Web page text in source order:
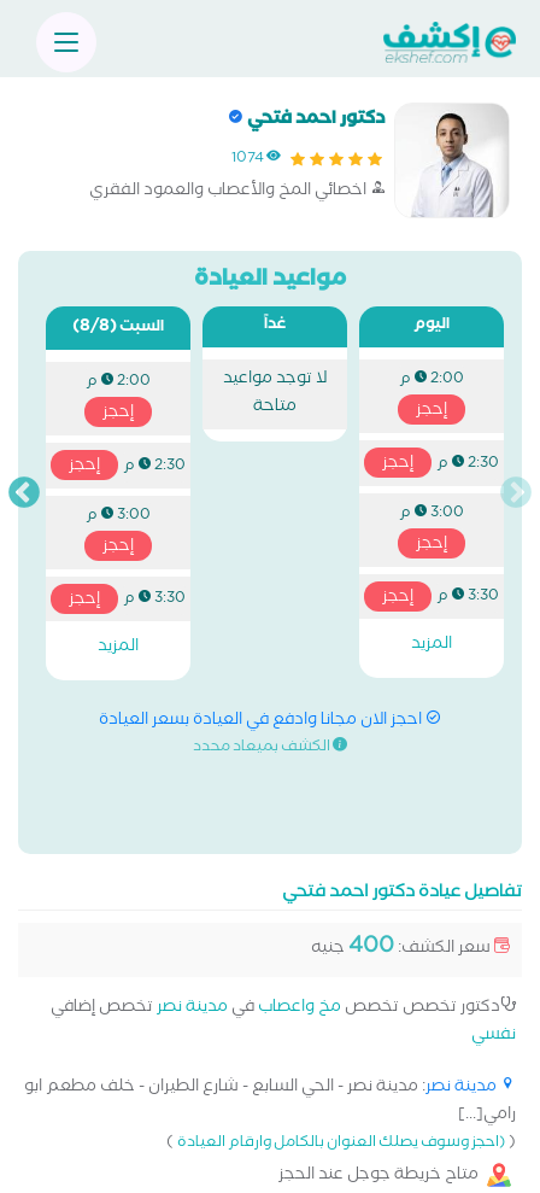
دكتور احمد فتحي
1074
اخصائي المخ والأعصاب والعمود الفقري
مواعيد العيادة
اليوم
2:00 م
إحجز
2:30 م إحجز
3:00 م
إحجز
3:30 م
إحجز
المزيد
غداً
لا توجد مواعيد
متاحة
السبت(8/8)
2:00 م
إحجز
2:30 م إحجز
3:00 م
إحجز
3:30 م
إحجز
المزيد
احجز الان مجانا وادفع في العيادة بسعر العيادة
الكشف بميعاد محدد
تفاصيل عيادة دكتور احمد فتحي
سعر الكشف:400 جنيه
دكتور تخصص تخصص مخ واعصابفي مدينة نصرتخصص إضافي
نفسي
مدينة نصر: مدينة نصر - الحي السابع - شارع الطيران - خلف مطعم ابو
رامي[...]
((احجز وسوف يصلك العنوان بالكامل وارقام العيادة)
متاح خريطة جوجل عند الحجز